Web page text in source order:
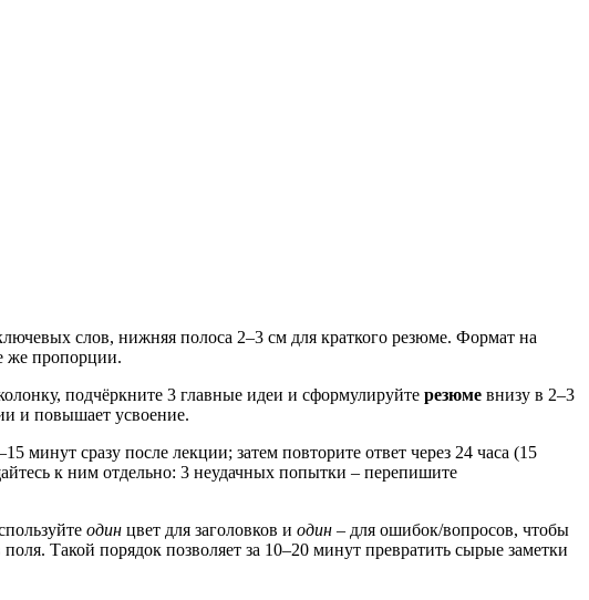
слов, нижняя полоса 2–3 см для краткого резюме. Формат на
же пропорции.
подчёркните 3 главные идеи и сформулируйте резюме внизу в 2–3
и повышает усвоение.
минут сразу после лекции; затем повторите ответ через 24 часа (15
к ним отдельно: 3 неудачных попытки – перепишите
один цвет для заголовков и один – для ошибок/вопросов, чтобы
Такой порядок позволяет за 10–20 минут превратить сырые заметки